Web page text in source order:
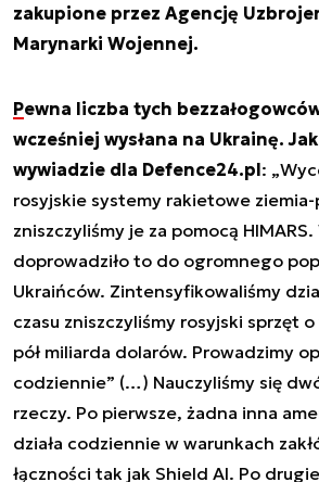
zakupione przez Agencję
Marynarki Wojennej.
Pewna liczba tych
wcześniej wysłana na Ukrainę.
wywiadzie dla Defence24.pl: „
rosyjskie systemy rakietowe
zniszczyliśmy je za pomocą
doprowadziło to do ogromnego
Ukraińców. Zintensyfikowaliśmy
czasu zniszczyliśmy rosyjski sprzęt
pół miliarda dolarów. Prowadzimy
codziennie” (…) Nauczyliśmy się
rzeczy. Po pierwsze, żadna inna
działa codziennie w warunkach
łączności tak jak Shield AI. Po